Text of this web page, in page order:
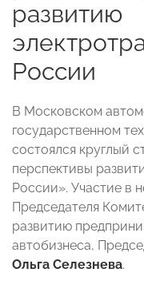
развитию
России
В Московском
государственном
состоялся круглый
перспективы
России». Участие в
Председателя
развитию
автобизнеса,
Ольга Селезнева.